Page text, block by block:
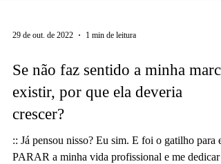
29 de out. de 2022 1 min de leitura
Se não faz sentido a minha marca
crescer?